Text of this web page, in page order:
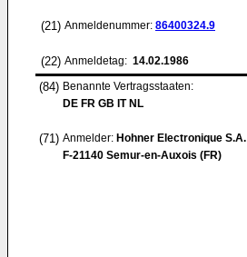
(21) Anmeldenummer: 86400324.9
(22) Anmeldetag: 14.02.1986
(84) Benannte Vertragsstaaten:
DE FR GB IT NL
(71) Anmelder: Hohner Electronique S.A.
F-21140 Semur-en-Auxois (FR)